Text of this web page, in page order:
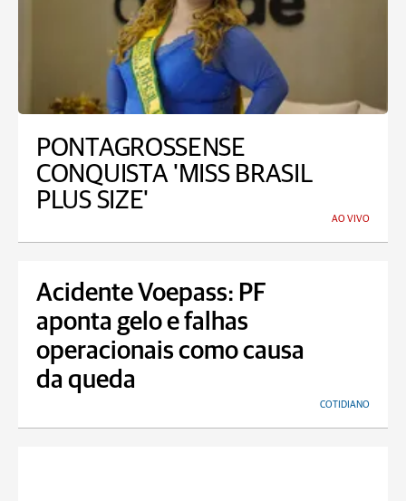
PONTAGROSSENSE
CONQUISTA 'MISS BRASIL
PLUS SIZE'
AO VIVO
Acidente Voepass: PF
aponta gelo e falhas
operacionais como causa
da queda
COTIDIANO